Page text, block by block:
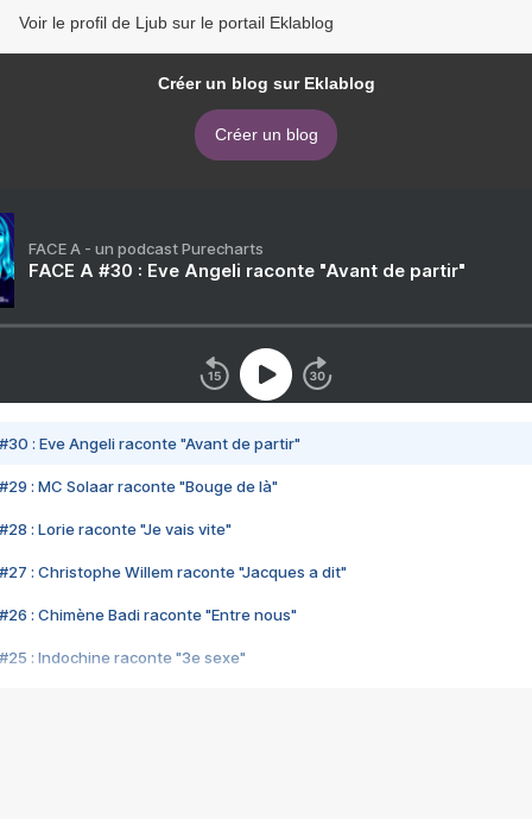
Voir le profil de Ljub sur le portail Eklablog
Créer un blog sur Eklablog
Créer un blog
FACE A - un podcast Purecharts
FACE A #30 : Eve Angeli raconte "Avant de partir"
#30 : Eve Angeli raconte "Avant de partir"
#29 : MC Solaar raconte "Bouge de là"
#28 : Lorie raconte "Je vais vite"
#27 : Christophe Willem raconte "Jacques a dit"
#26 : Chimène Badi raconte "Entre nous"
#25 : Indochine raconte "3e sexe"